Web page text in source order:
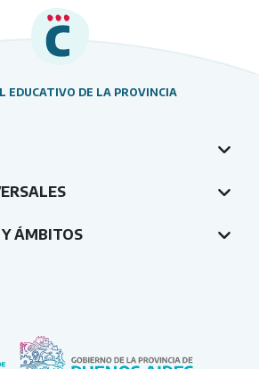
EDUCATIVO DE LA PROVINCIA
ÁMBITOS